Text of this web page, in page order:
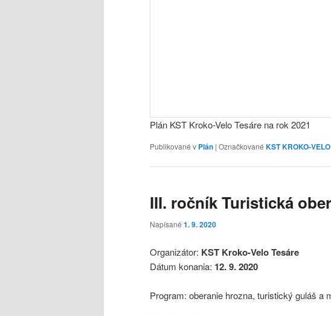
Plán KST Kroko-Velo Tesáre na rok 2021
Publikované v Plán | Označkované KST KROKO-
III. ročník Turistická
Napísané 1. 9. 2020
Organizátor: KST Kroko-Velo Tesáre
Dátum konania: 12. 9. 2020
Program: oberanie hrozna, turistický guláš a